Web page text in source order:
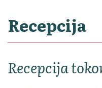
Recepcija
Recepcija